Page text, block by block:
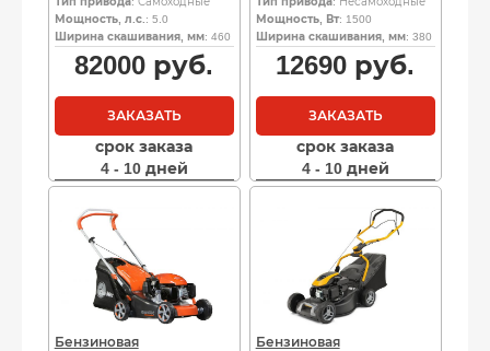
Мощность, л.с. : 5.0
Ширина скашивания, мм: 460
82000 руб.
ЗАКАЗАТЬ
срок заказа
4 - 10 дней
Мощность, Вт: 1500
Ширина скашивания, мм: 380
12690 руб.
ЗАКАЗАТЬ
срок заказа
4 - 10 дней
Бензиновая
Бензиновая